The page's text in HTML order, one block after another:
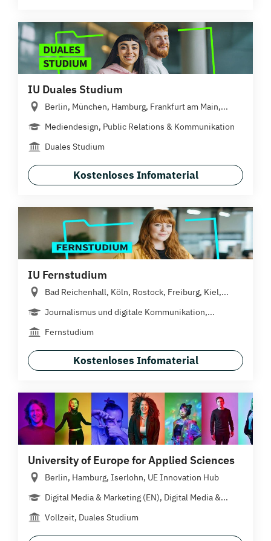
IU Duales Studium
Berlin, München, Hamburg, Frankfurt am Main,...
Mediendesign, Public Relations & Kommunikation
Duales Studium
Kostenloses Infomaterial
IU Fernstudium
Bad Reichenhall, Köln, Rostock, Freiburg, Kiel,...
Journalismus und digitale Kommunikation,...
Fernstudium
Kostenloses Infomaterial
University of Europe for Applied Sciences
Berlin, Hamburg, Iserlohn, UE Innovation Hub
Digital Media & Marketing (EN), Digital Media &...
Vollzeit, Duales Studium